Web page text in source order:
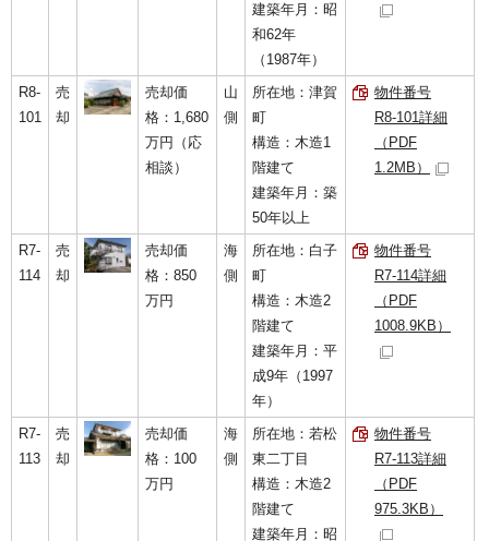
建築年月：昭
和62年
（1987年）
R8-
101
売
却
売却価
格：1,680
万円（応
相談）
山
側
所在地：津賀
町
構造：木造1
階建て
建築年月：築
50年以上
物件番号
R8-101詳細
（PDF
1.2MB）
R7-
114
売
却
売却価
格：850
万円
海
側
所在地：白子
町
構造：木造2
階建て
建築年月：平
成9年（1997
年）
物件番号
R7-114詳細
（PDF
1008.9KB）
R7-
113
売
却
売却価
格：100
万円
海
側
所在地：若松
東二丁目
構造：木造2
階建て
建築年月：昭
物件番号
R7-113詳細
（PDF
975.3KB）